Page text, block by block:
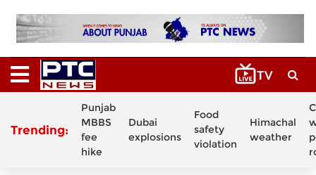
Trending:
Punjab
MBBS
fee
hike
Dubai
explosions
Food
safety
violation
Himachal
weather